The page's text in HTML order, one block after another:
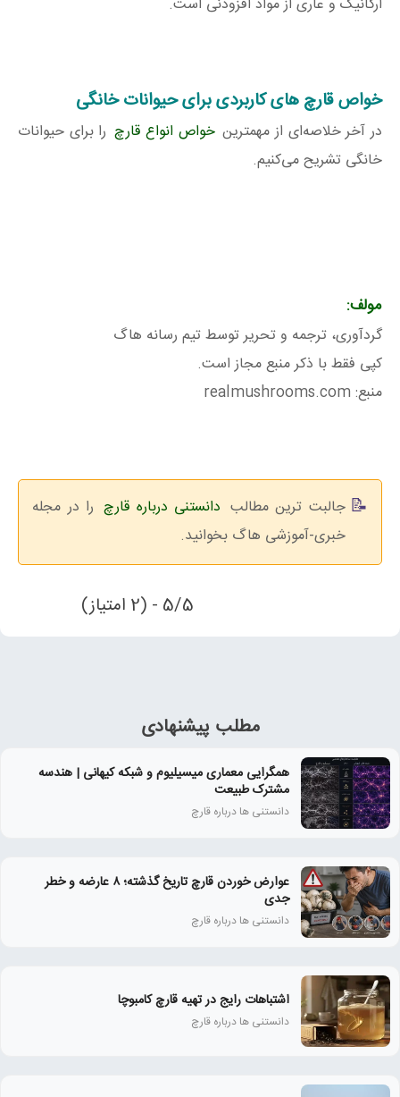
خواص قارچ‌ های کاربردی برای حیوانات خانگی
در آخر خلاصه‌ای از مهمترین خواص انواع قارچ را برای حیوانات
خانگی تشریح می‌کنیم.
مولف:
گردآوری، ترجمه و تحریر توسط تیم رسانه هاگ
کپی فقط با ذکر منبع مجاز است.
منبع: realmushrooms.com
جالبت ترین مطالب دانستنی درباره قارچ را در مجله
خبری-آموزشی هاگ بخوانید.
5/5 - (2 امتیاز)
مطلب پیشنهادی
همگرایی معماری میسیلیوم و شبکه کیهانی | هندسه
مشترک طبیعت
دانستنی ها درباره قارچ
عوارض خوردن قارچ تاریخ‌ گذشته؛ ۸ عارضه و خطر
جدی
دانستنی ها درباره قارچ
اشتباهات رایج در تهیه قارچ کامبوچا
دانستنی ها درباره قارچ